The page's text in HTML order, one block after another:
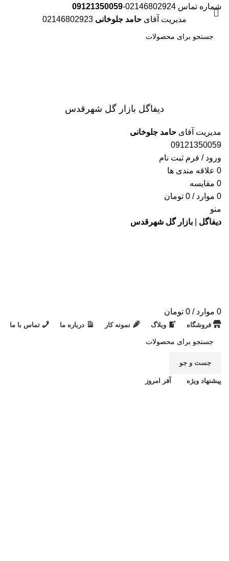
شماره تماس 02146802924-
09121350059
مدیریت آقای حامد جلوخانی
دیفاگل بازار گل شهرقدس
مدیریت آقای حامد جلوخانی
09121350059
ورود / فرم ثبت نام
0 علاقه مندی ها
0 مقایسه
0 موارد /
0 تومان
منو
دیفاگل
بازار گل شهرقدس
0 موارد /
0 تومان
فروشگاه وبلاگ نمونه کار درباره ما تماس با ما
جست و جو
پیشنهاد ویژه آفر امروز